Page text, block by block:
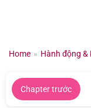
dungHome » Hành động &
Chapter trước